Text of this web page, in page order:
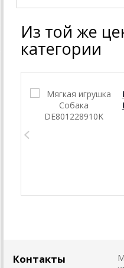
Из той же
категории
Контакты